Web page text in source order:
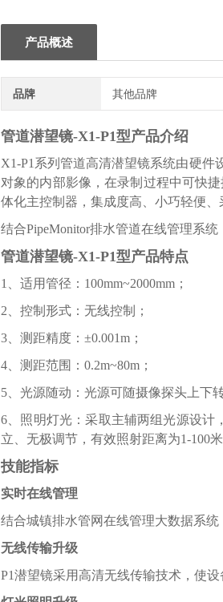
产品概述
品牌 其他品牌
管道潜望镜-X1-P1型产品介绍
X1-P1系列管道高清潜望镜系统由硬件
对象的内部影像，在录制过程中可快
体化主控制器，集成度高、小巧轻便
结合PipeMonitor排水管道在线管理系
管道潜望镜-X1-P1型产品特点
1、适用管径：100mm~2000mm；
2、控制形式：无线控制；
3、测距精度：±0.001m；
4、测距范围：0.2m~80m；
5、光源随动：光源可随摄像探头上下
6、照明灯光：采取主辅两组光源设计
立、无极调节，有效照射距离为1-100米
技能指标
实时在线管理
结合城镇排水管网在线管理大数据系
无线传输升级
P1潜望镜采用高清无线传输技术，使